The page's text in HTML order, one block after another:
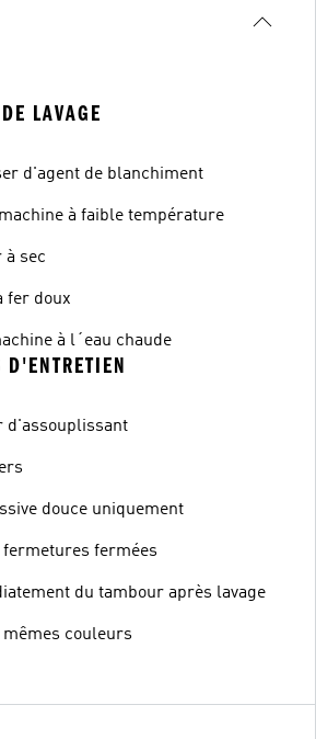
LAVAGE
d'agent de blanchiment
à faible température
à sec
fer doux
à l´eau chaude
d'assouplissant
douce uniquement
fermetures fermées
du tambour après lavage
mêmes couleurs